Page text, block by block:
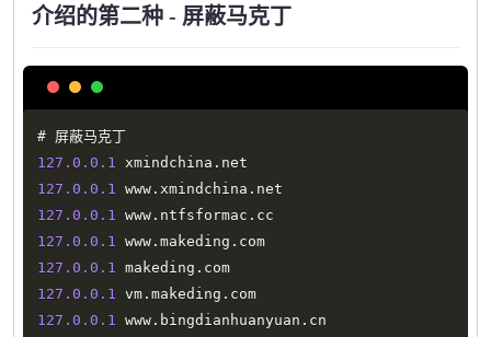
介绍的第二种 - 屏蔽马克丁
127.0 .0 .1 xmindchina .
127.0 .0 .1 www . xmindchina .
127.0 .0 .1 www . ntfsformac .
127.0 .0 .1 www . makeding .
127.0 .0 .1 makeding .
127.0 .0 .1 vm . makeding .
127.0 .0 .1 www . bingdianhuanyuan .